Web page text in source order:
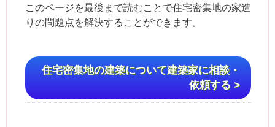
このページを最後まで読むことで住宅密集地の家造
りの問題点を解決することができます。
住宅密集地の建築について建築家に相談・
依頼する >